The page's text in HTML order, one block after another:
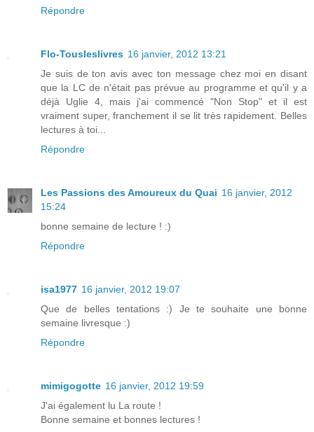
Répondre
Flo-Tousleslivres 16 janvier, 2012 13:21
Je suis de ton avis avec ton message chez moi en disant
que la LC de n'était pas prévue au programme et qu'il y a
déjà Uglie 4, mais j'ai commencé "Non Stop" et il est
vraiment super, franchement il se lit très rapidement. Belles
lectures à toi...
Répondre
Les Passions des Amoureux du Quai 16 janvier, 2012
15:24
bonne semaine de lecture ! :)
Répondre
isa1977 16 janvier, 2012 19:07
Que de belles tentations :) Je te souhaite une bonne
semaine livresque :)
Répondre
mimigogotte 16 janvier, 2012 19:59
J'ai également lu La route !
Bonne semaine et bonnes lectures !